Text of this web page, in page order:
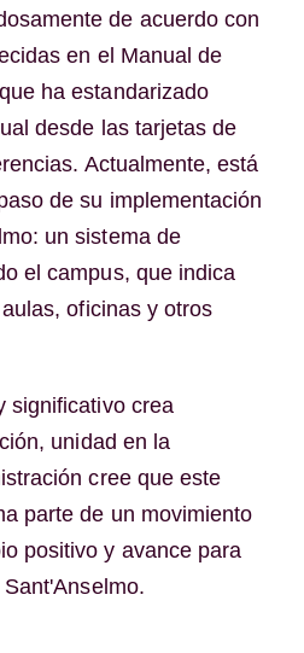
de acuerdo con
en el Manual de
ha estandarizado
desde las tarjetas de
Actualmente, está
de su implementación
un sistema de
el campus, que indica
oficinas y otros
significativo crea
unidad en la
cree que este
parte de un movimiento
positivo y avance para